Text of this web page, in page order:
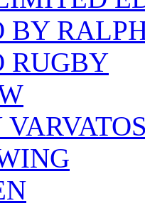
BY
RUGBY
VARVATOS